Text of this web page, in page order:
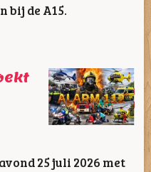
bij de A15.
25 juli 2026 met